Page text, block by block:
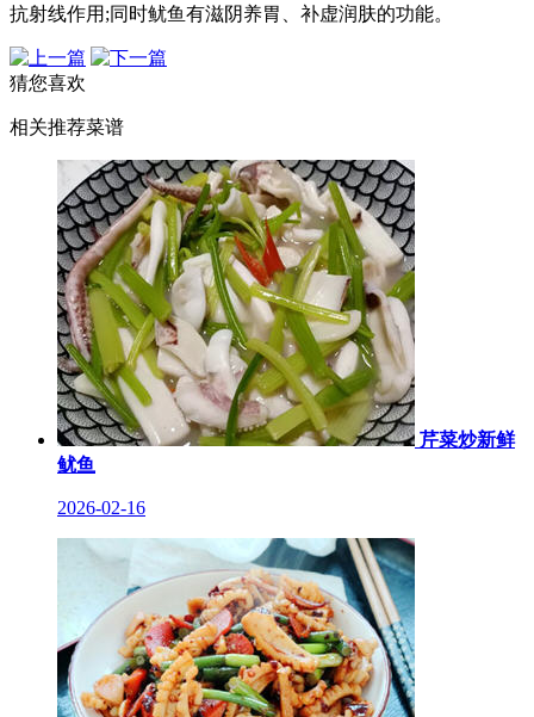
抗射线作用;同时鱿鱼有滋阴养胃、补虚润肤的功能。
猜您喜欢
相关推荐菜谱
芹菜炒新鲜
鱿鱼
2026-02-16